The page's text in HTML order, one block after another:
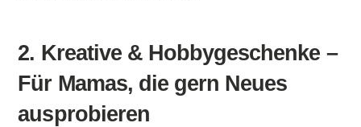
2. Kreative & Hobbygeschenke –
Für Mamas, die gern Neues
ausprobieren